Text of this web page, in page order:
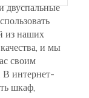
двуспальные
из наших
и мы
своим
В интернет-
шкаф,